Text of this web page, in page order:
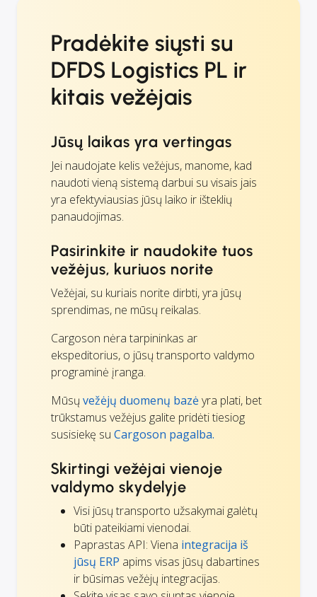
Pradėkite siųsti su
DFDS Logistics PL ir
kitais vežėjais
Jūsų laikas yra vertingas
Jei naudojate kelis vežėjus, manome, kad
naudoti vieną sistemą darbui su visais jais
yra efektyviausias jūsų laiko ir išteklių
panaudojimas.
Pasirinkite ir naudokite tuos
vežėjus, kuriuos norite
Vežėjai, su kuriais norite dirbti, yra jūsų
sprendimas, ne mūsų reikalas.
Cargoson nėra tarpininkas ar
ekspeditorius, o jūsų transporto valdymo
programinė įranga.
Mūsų vežėjų duomenų bazėyra plati, bet
trūkstamus vežėjus galite pridėti tiesiog
susisiekę su Cargoson pagalba.
Skirtingi vežėjai vienoje
valdymo skydelyje
Visi jūsų transporto užsakymai galėtų
būti pateikiami vienodai.
Paprastas API: Viena integracija iš
jūsų ERP apims visas jūsų dabartines
ir būsimas vežėjų integracijas.